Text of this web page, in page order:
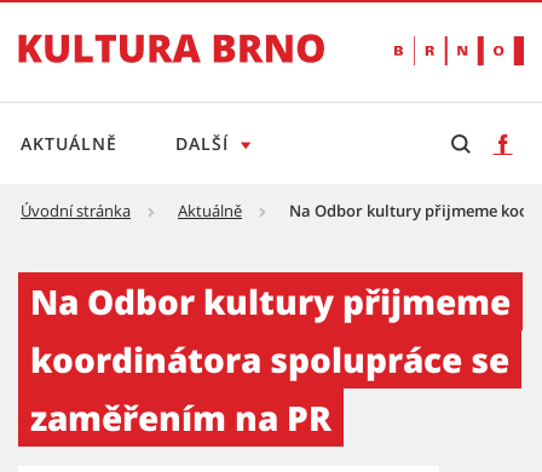
AKTUÁLNĚ DALŠÍ
Úvodní stránka Aktuálně Na Odbor kultury přijmeme
Na Odbor kultury přijmeme
koordinátora spolupráce se
zaměřením na PR